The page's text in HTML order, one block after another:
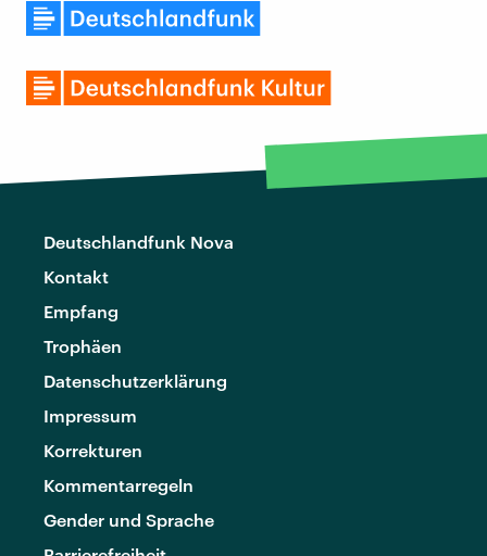
Deutschlandfunk Nova
Kontakt
Empfang
Trophäen
Datenschutzerklärung
Impressum
Korrekturen
Kommentarregeln
Gender und Sprache